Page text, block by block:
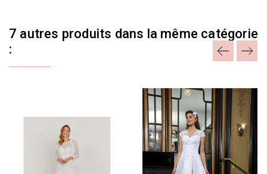
7 autres produits dans la même catégorie
: